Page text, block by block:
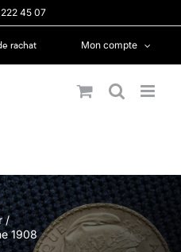
45 07
rachat Mon compte
1908